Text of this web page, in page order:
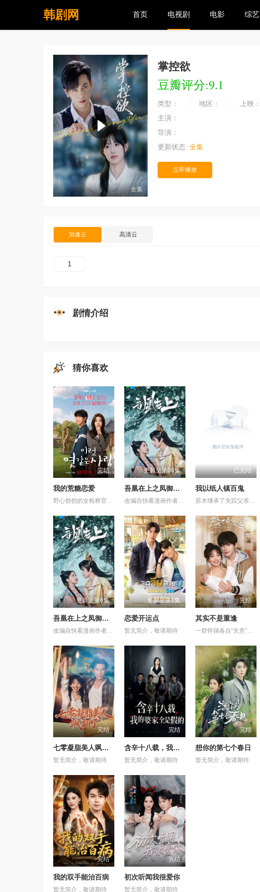
韩剧网 首页 电视剧 电影 综艺
全集
掌控欲
豆瓣评分:9.1
类型： 地区： 上映：
主演：
导演：
更新状态: 全集
立即播放
加速云 高清云
1
剧情介绍
猜你喜欢
完结
我的荒糖恋爱
野心勃勃的女检察官高恩世（贺营 饰）意外失忆，住进拳击教练张泰河（丁海寅 饰）家中，对方还自称是她的男友。这段剪不断理还乱的棘手关系，能发展成一段真爱吗？
更新至第06集
吾凰在上之凤御四方
改编自快看漫画作者嗷小泽的独家连载漫画《吾凰在上》。 现代少女奚圆（姜贞羽 饰）因意外踏入玄机界，继而卷入虎云国内乱的漩涡，身陷重重危机，而在一次次险象环生中，奚圆的真实身份逐渐浮出水面，她体内的凤凰神力也在机缘巧合下被激发觉醒。肩负整个玄机界安危的奚圆将个人的生死抛之脑后挺身而出，勇敢地向至高的神律挑战，并最终凭借自身的聪慧与坚韧守护了玄机界的苍生。
已完结
我以纸人镇百鬼
苏木继承了失踪父亲留下的白事馆，本想低调扎纸维生，却因一具流血的新娘纸人卷入了一场跨越十年的惊天阴谋。这纸人身上，竟贴着父亲消失前的绝命符箓。为了寻找父亲，苏木手持家传罗盘，独闯古镇鬼婚宴，掌扇招魂神棍。深陷租界纸域大楼，反杀吸血资本家。最终踏入生人勿近的封门村，揭开百人活尸背后的血泪冤案。随着三块罗盘碎片合一，当年的背叛者，父亲的结拜兄弟王叔现身夺宝。王叔布下万怨噬魂阵，欲将苏木炼成杀戮傀儡。生死关头，苏木觉醒苏家至高血脉，融合父亲残魂，引九霄神雷荡平邪祟。你以为苏家扎的是纸，不，扎的是这世间的公道。从此，苏木手持罗盘，行走阴阳，开启了一段热血又诡异的捉鬼传奇。
更新至第6集
吾凰在上之凤御四方
更新至第1集
恋爱开运点
暂无简介，敬请期待
完结
其实不是重逢
一群怀揣各自“失意”的年轻人，在沿海小城南安相遇相知，他们决心各展所长创办旅行社。他们以当地的特色人文与美食为引，用真诚与创意打动游客。尽管在创业路上笑料百出，但他们也渐渐褪去青涩，逐渐打响“成功旅行社”的品牌。从“冤家”互怼到甜蜜携手，“成功小分队”不仅在南安扎根了事业，更收获了惺惺相惜的友情与双向奔赴的爱情。
完结
七零凝脂美人飒翻了
暂无简介，敬请期待
完结
含辛十八载，我的婆家全是假的
暂无简介，敬请期待
完结
想你的第七个春日
暂无简介，敬请期待
完结
我的双手能治百病
暂无简介，敬请期待
完结
初次听闻我很爱你
暂无简介，敬请期待